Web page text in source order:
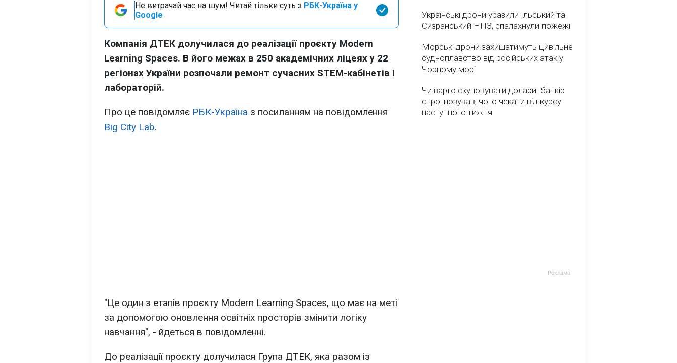
Не витрачай час на шум! Читай тільки суть з РБК-Україна у
Google
Компанія ДТЕК долучилася до реалізації проєкту Modern
Learning Spaces. В його межах в 250 академічних ліцеях у 22
регіонах України розпочали ремонт сучасних STEM-кабінетів і
лабораторій.
Про це повідомляє РБК-Україна з посиланням на повідомлення
Big City Lab.
"Це один з етапів проєкту Modern Learning Spaces, що має на меті
за допомогою оновлення освітніх просторів змінити логіку
навчання", - йдеться в повідомленні.
До реалізації проєкту долучилася Група ДТЕК, яка разом із
Українські дрони уразили Ільський та
Сизранський НПЗ, спалахнули пожежі
Морські дрони захищатимуть цивільне
судноплавство від російських атак у
Чорному морі
Чи варто скуповувати долари: банкір
спрогнозував, чого чекати від курсу
наступного тижня